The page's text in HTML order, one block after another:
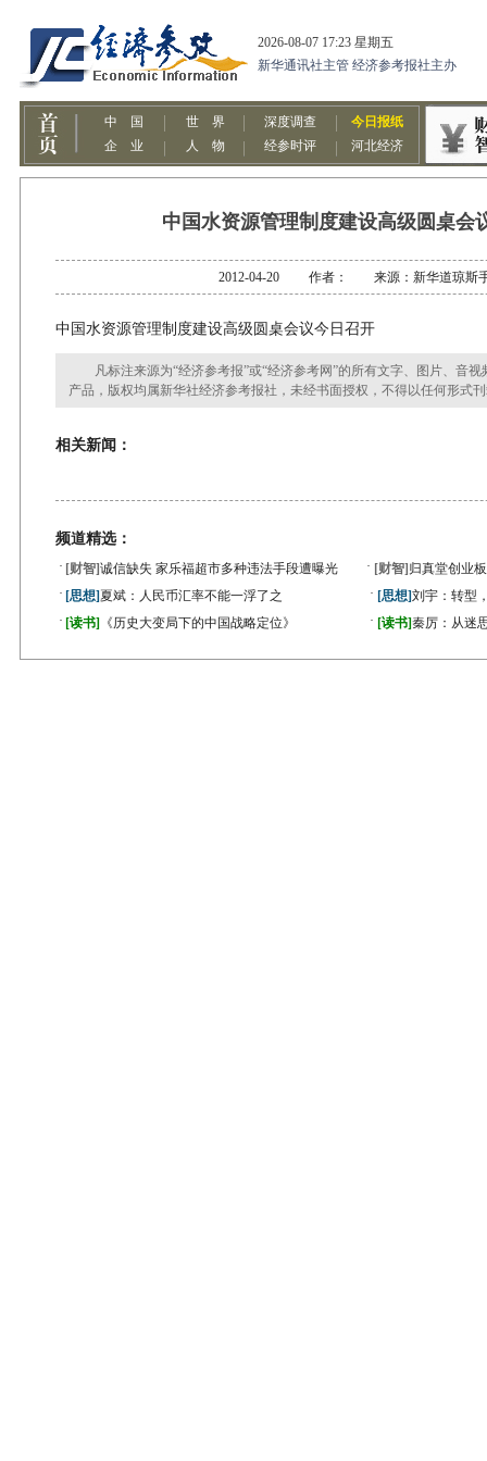
中国水资源管理制度建设高级圆桌会
2012-04-20 作者： 来源：新华道琼斯
中国水资源管理制度建设高级圆桌会议今日召开
凡标注来源为“经济参考报”或“经济参考网”的所有文字、图片、音视
产品，版权均属新华社经济参考报社，未经书面授权，不得以任何形式
相关新闻：
频道精选：
· [财智]诚信缺失 家乐福超市多种违法手段遭曝光 · [财智] 归真堂创业
· [思想]夏斌：人民币汇率不能一浮了之 · [思想]刘宇：转型
· [读书] 《历史大变局下的中国战略定位》 · [读书]秦厉：从迷